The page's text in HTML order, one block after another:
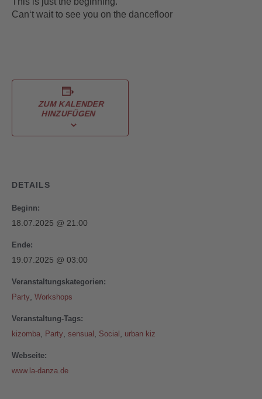
Can‘t wait to see you on the dancefloor
ZUM KALENDER
HINZUFÜGEN
DETAILS
Beginn:
18.07.2025 @ 21:00
Ende:
19.07.2025 @ 03:00
Veranstaltungskategorien:
Party Workshops
Veranstaltung-Tags:
kizomba
Party sensual Social urban kiz
Webseite:
www.la-danza.de